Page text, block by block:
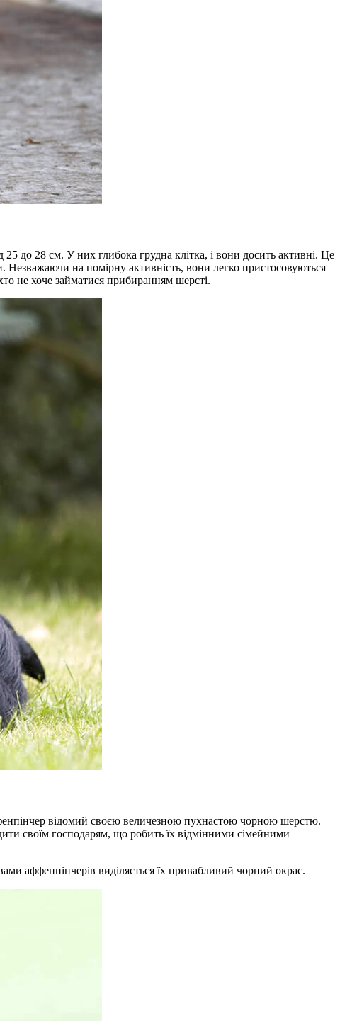
25 до 28 см. У них глибока грудна клітка, і вони досить активні. Це
Незважаючи на помірну активність, вони легко пристосовуються
не хоче займатися прибиранням шерсті.
відомий своєю величезною пухнастою чорною шерстю.
своїм господарям, що робить їх відмінними сімейними
аффенпінчерів виділяється їх привабливий чорний окрас.